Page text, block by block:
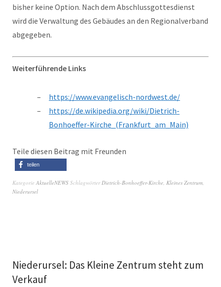
bisher keine Option. Nach dem Abschlussgottesdienst
wird die Verwaltung des Gebäudes an den Regionalverband
abgegeben.
Weiterführende Links
https://www.evangelisch-nordwest.de/
https://de.wikipedia.org/wiki/Dietrich-
Bonhoeffer-Kirche_(Frankfurt_am_Main)
Teile diesen Beitrag mit Freunden
teilen
Kategorie AktuelleNEWS SchlagwörterDietrich-Bonhoeffer-Kirche, Kleines Zentrum,
Niederursel
Niederursel: Das Kleine Zentrum steht zum
Verkauf